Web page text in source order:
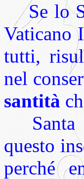
Se lo
Vaticano
tutti,
nel
santità
Santa
questo
perché